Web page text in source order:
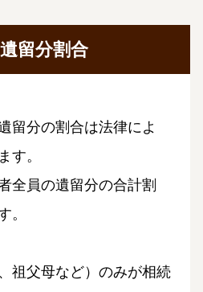
留分割合
留分の割合は法律によ
す。
全員の遺留分の合計割
。
祖父母など）のみが相続